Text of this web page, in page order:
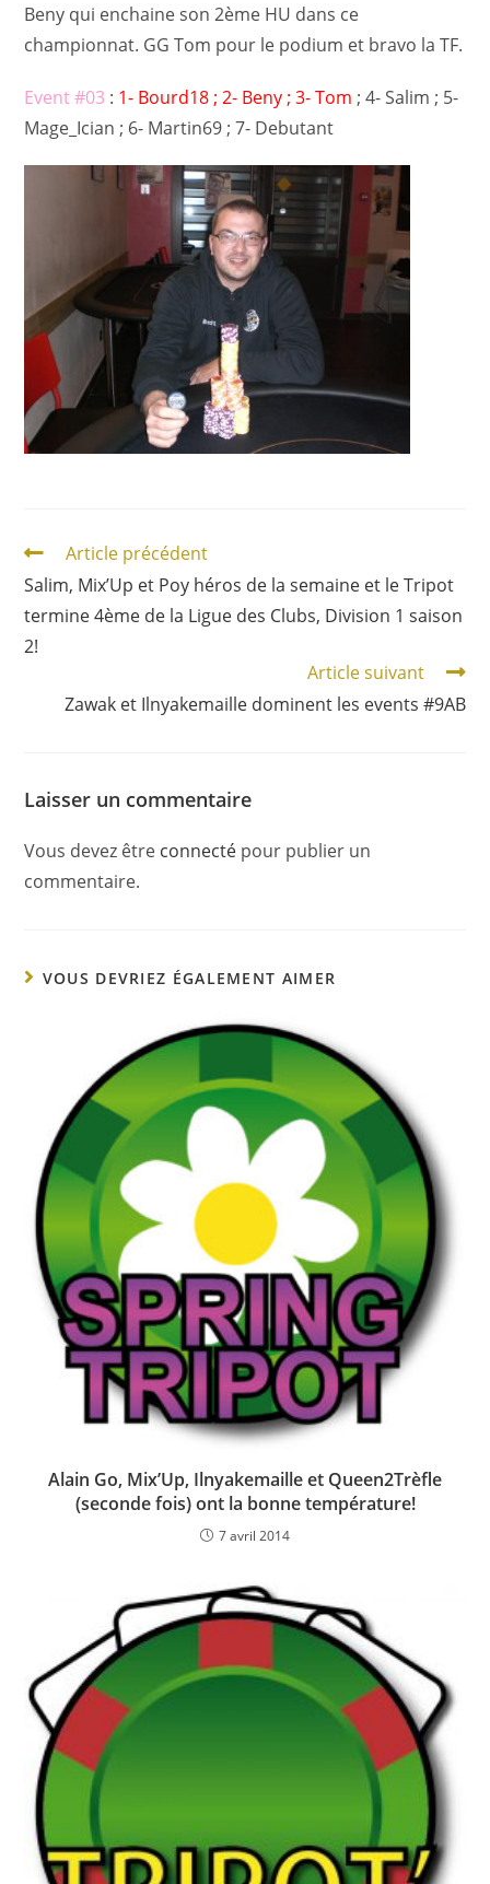
Beny qui enchaine son 2ème HU dans ce
championnat. GG Tom pour le podium et bravo la TF.
Event #03 : 1- Bourd18 ; 2- Beny ; 3- Tom ; 4- Salim ; 5-
Mage_Ician ; 6- Martin69 ; 7- Debutant
Article précédent
Salim, Mix’Up et Poy héros de la semaine et le Tripot
termine 4ème de la Ligue des Clubs, Division 1 saison
2!
Article suivant
Zawak et Ilnyakemaille dominent les events #9AB
Laisser un commentaire
Vous devez être connecté pour publier un
commentaire.
VOUS DEVRIEZ ÉGALEMENT AIMER
Alain Go, Mix’Up, Ilnyakemaille et Queen2Trèfle
(seconde fois) ont la bonne température!
7 avril 2014